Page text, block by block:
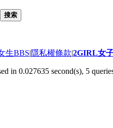
搜索
生BBS|隱私權條款|2GIRL女
in 0.027635 second(s), 5